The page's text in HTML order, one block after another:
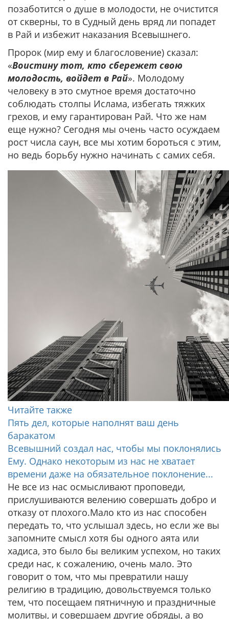
позаботится о душе в молодости, не очистится
от скверны, то в Судный день вряд ли попадет
в Рай и избежит наказания Всевышнего.
Пророк (мир ему и благословение) сказал:
«Воистину тот, кто сбережет свою
молодость, войдет в Рай». Молодому
человеку в это смутное время достаточно
соблюдать столпы Ислама, избегать тяжких
грехов, и ему гарантирован Рай. Что же нам
еще нужно? Сегодня мы очень часто осуждаем
рост числа саун, все мы хотим бороться с этим,
но ведь борьбу нужно начинать с самих себя.
Читайте также
Пять дел, которые наполнят ваш день
баракатом
Всевышний создал нас, чтобы мы поклонялись
Ему. Однако некоторым из нас не хватает
времени даже на обязательное поклонение...
Не все из нас осмысливают проповеди,
прислушиваются велению совершать добро и
отказу от плохого.Мало кто из нас способен
передать то, что услышал здесь, но если же вы
запомните смысл хотя бы одного аята или
хадиса, это было бы великим успехом, но таких
среди нас, к сожалению, очень мало. Это
говорит о том, что мы превратили нашу
религию в традицию, довольствуемся только
тем, что посещаем пятничную и праздничные
молитвы, и совершаем другие обряды, а во